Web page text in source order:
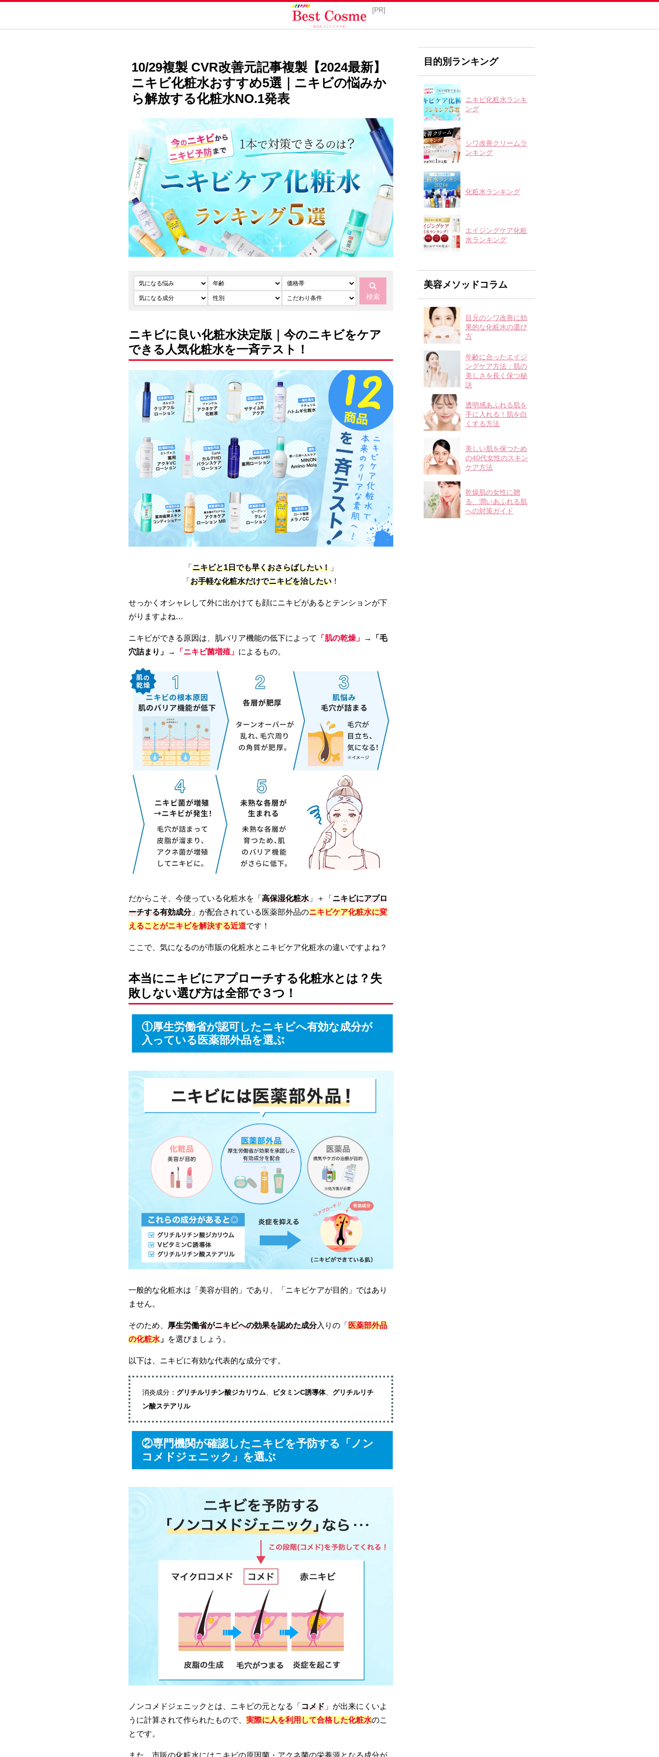
10/29複製 CVR改善元記事複製【2024最新】
ニキビ化粧水おすすめ5選｜ニキビの悩みか
ら解放する化粧水NO.1発表
検索
ニキビに良い化粧水決定版｜今のニキビをケア
できる人気化粧水を一斉テスト！
「 ニキビと1日でも早くおさらばしたい！」
「 お手軽な化粧水だけでニキビを治したい ！
せっかくオシャレして外に出かけても顔にニキビがあるとテンションが下
がりますよね…
ニキビができる原因は、肌バリア機能の低下によって 「肌の乾燥」 →
「毛
穴詰まり」
→ 「ニキビ菌増殖」 によるもの。
だからこそ、今使っている化粧水を「 高保湿化粧水」＋「 ニキビにアプロ
ーチする有効成分」が配合されている医薬部外品のニキビケア化粧水に変
えることがニキビを解決する近道です！
ここで、気になるのが市販の化粧水とニキビケア化粧水の違いですよね？
本当にニキビにアプローチする化粧水とは？失
敗しない選び方は全部で３つ！
①厚生労働省が認可したニキビへ有効な成分が
入っている医薬部外品を選ぶ
一般的な化粧水は「美容が目的」であり、「ニキビケアが目的」ではあり
ません。
そのため、 厚生労働省がニキビへの効果を認めた成分入りの「 医薬部外品
の化粧水 」 を選びましょう。
以下は、ニキビに有効な代表的な成分です。
消炎成分： グリチルリチン酸ジカリウム ビタミンC誘導体、 グリチルリチ
ン酸ステアリル
②専門機関が確認したニキビを予防する「ノン
コメドジェニック」を選ぶ
ノンコメドジェニックとは、ニキビの元となる「 コメド 」が出来にくいよ
うに計算されて作られたもので、 実際に人を利用して合格した化粧水のこ
とです。
また、市販の化粧水にはニキビの原因菌・アクネ菌の栄養源となる成分が
目的別ランキング
ニキビ化粧水ランキ
ング
シワ改善クリームラ
ンキング
化粧水ランキング
エイジングケア化粧
水ランキング
美容メソッドコラム
目元のシワ改善に効
果的な化粧水の選び
方
年齢に合ったエイジ
ングケア方法：肌の
美しさを長く保つ秘
訣
透明感あふれる肌を
手に入れる！肌を白
くする方法
美しい肌を保つため
の40代女性のスキン
ケア方法
乾燥肌の女性に贈
る、潤いあふれる肌
への対策ガイド